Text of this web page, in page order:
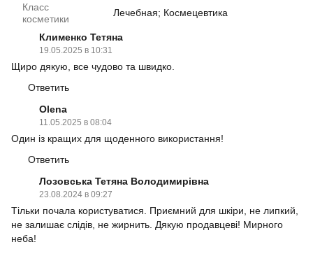
Класс
косметики
Лечебная; Космецевтика
Клименко Тетяна
19.05.2025 в 10:31
Щиро дякую, все чудово та швидко.
Ответить
Olena
11.05.2025 в 08:04
Один із кращих для щоденного використання!
Ответить
Лозовська Тетяна Володимирівна
23.08.2024 в 09:27
Тільки почала користуватися. Приємний для шкіри, не липкий,
не залишає слідів, не жирнить. Дякую продавцеві! Мирного
неба!